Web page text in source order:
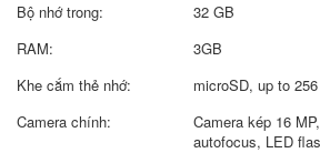
Bộ nhớ trong:
32 GB
RAM:
3GB
Khe cắm thẻ nhớ:
microSD, up to
Camera chính:
Camera kép 16
autofocus, LED